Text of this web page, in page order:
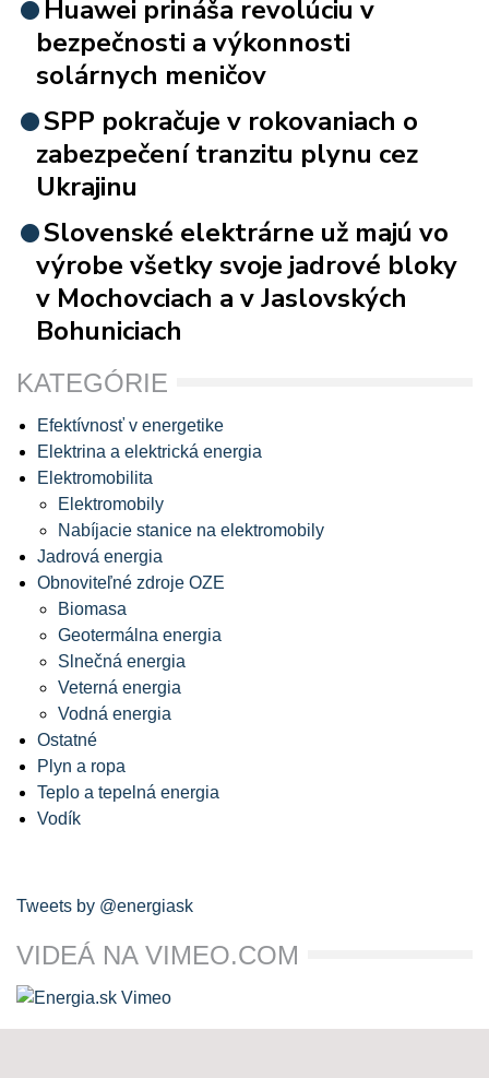
Huawei prináša revolúciu v
bezpečnosti a výkonnosti
solárnych meničov
SPP pokračuje v rokovaniach o
zabezpečení tranzitu plynu cez
Ukrajinu
Slovenské elektrárne už majú vo
výrobe všetky svoje jadrové bloky
v Mochovciach a v Jaslovských
Bohuniciach
KATEGÓRIE
Efektívnosť v energetike
Elektrina a elektrická energia
Elektromobilita
Elektromobily
Nabíjacie stanice na elektromobily
Jadrová energia
Obnoviteľné zdroje OZE
Biomasa
Geotermálna energia
Slnečná energia
Veterná energia
Vodná energia
Ostatné
Plyn a ropa
Teplo a tepelná energia
Vodík
Tweets by @energiask
VIDEÁ NA VIMEO.COM